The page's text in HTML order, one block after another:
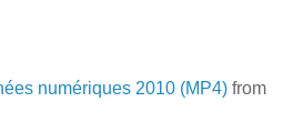
numériques 2010 (MP4) from